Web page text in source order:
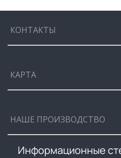
КОНТАКТЫ
КАРТА
НАШЕ ПРОИЗВОДСТВО
Информационные